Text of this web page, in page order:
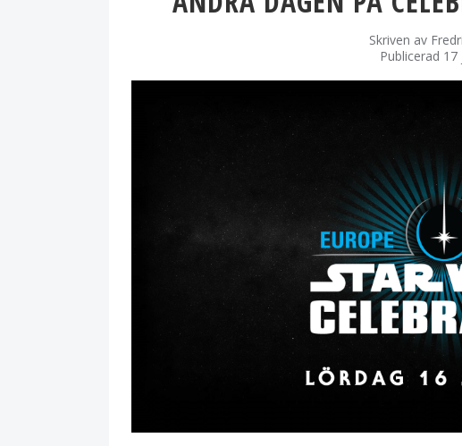
Skriven av
Publicerad 17